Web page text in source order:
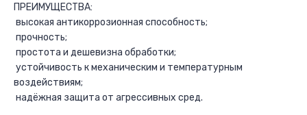
ПРЕИМУЩЕСТВА:
высокая антикоррозионная способность;
прочность;
простота и дешевизна обработки;
устойчивость к механическим и температурным
воздействиям;
надёжная защита от агрессивных сред.